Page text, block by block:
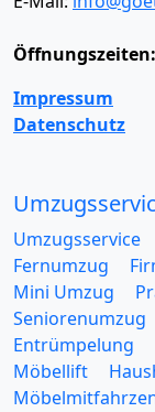
Öffnungszeiten:
Impressum
Datenschutz
Umzugsservice
Fernumzug
Mini Umzug
Seniorenumzug
Entrümpelung
Möbellift